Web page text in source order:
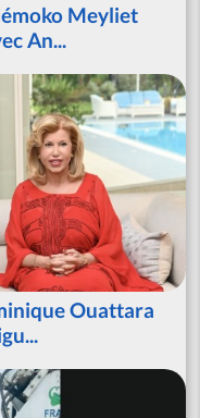
Meyliet
An...
Ouattara